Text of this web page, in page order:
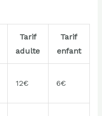
Tarif
adulte
Tarif
enfant
12€ 6€